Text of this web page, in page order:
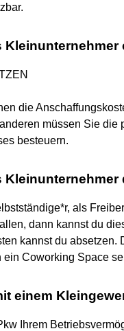
Kleinunternehmer
die
müssen Sie die
besteuern.
als
dann kannst du
kannst du
ein Coworking Space
einem
Ihrem